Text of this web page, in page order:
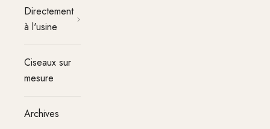
Directement
à l'usine
Ciseaux sur
mesure
Archives